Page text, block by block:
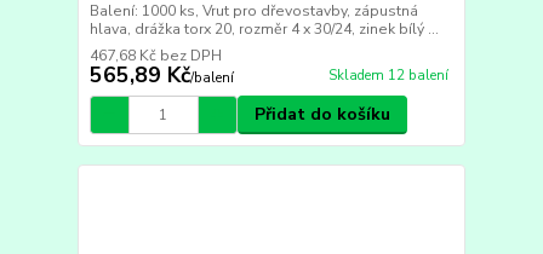
Balení: 1000 ks, Vrut pro dřevostavby, zápustná
hlava, drážka torx 20, rozměr 4 x 30/24, zinek bílý ...
565,89 Kč/balení
467,68 Kč bez DPH
Skladem 12 balení
Přidat do košíku